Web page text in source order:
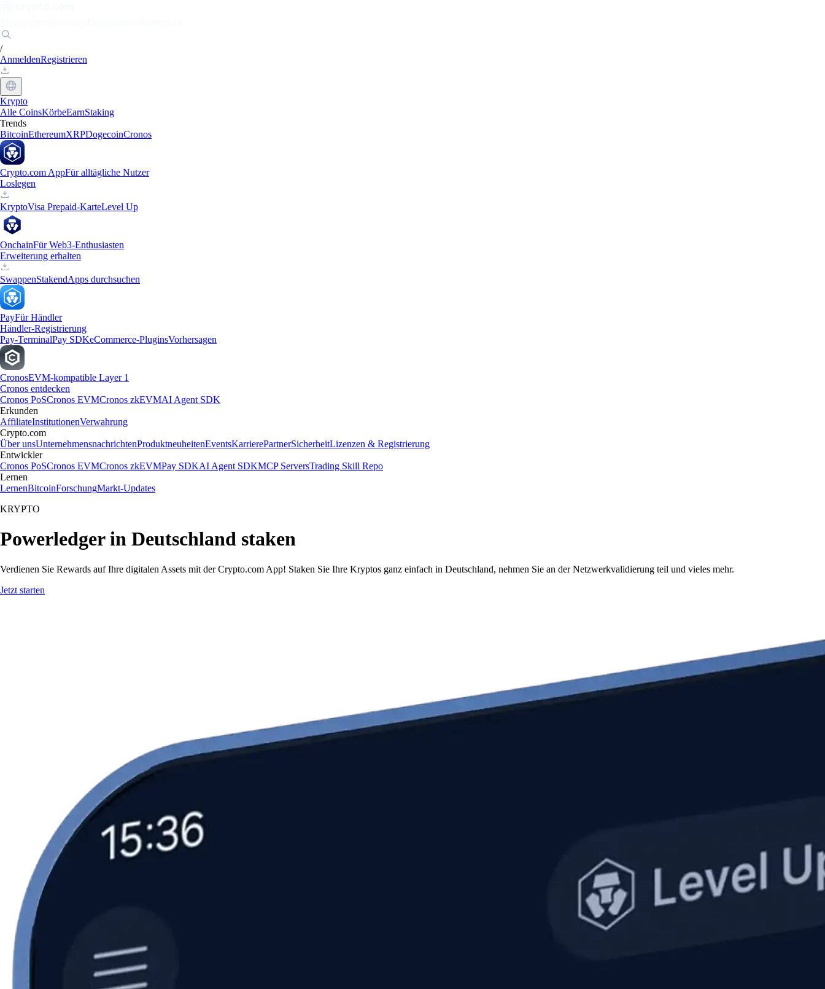
/
AnmeldenRegistrieren
Krypto
Alle CoinsKörbeEarnStaking
Trends
BitcoinEthereumXRPDogecoinCronos
Crypto.com AppFür alltägliche Nutzer
Loslegen
KryptoVisa Prepaid-KarteLevel Up
OnchainFür Web3-Enthusiasten
Erweiterung erhalten
SwappenStakendApps durchsuchen
PayFür Händler
Händler-Registrierung
Pay-TerminalPay SDKeCommerce-PluginsVorhersagen
CronosEVM-kompatible Layer 1
Cronos entdecken
Cronos PoSCronos EVMCronos zkEVMAI Agent SDK
Erkunden
AffiliateInstitutionenVerwahrung
Crypto.com
Über unsUnternehmensnachrichtenProduktneuheitenEventsKarrierePartnerSicherheitLizenzen & Registrierung
Entwickler
Cronos PoSCronos EVMCronos zkEVMPay SDKAI Agent SDKMCP ServersTrading Skill Repo
Lernen
LernenBitcoinForschungMarkt-Updates
KRYPTO
Powerledger in Deutschland staken
Verdienen Sie Rewards auf Ihre digitalen Assets mit der Crypto.com App! Staken Sie Ihre Kryptos ganz einfach in Deutschland, nehmen Sie an der Netzwerkvalidierung teil und vieles mehr.
Jetzt starten